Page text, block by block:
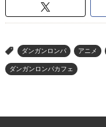
> ダンガンロンパ アニメ
ダンガンロンパカフェ